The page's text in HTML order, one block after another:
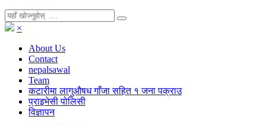
×
About Us
Contact
nepalsawal
Team
कटारीमा लागुऔषध गाँजा सहित १ जना पक्राउ
प्राइभेसी पोलिसी
विज्ञापन